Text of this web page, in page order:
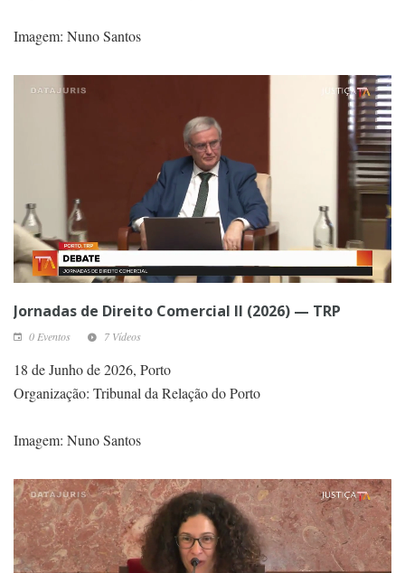
Imagem: Nuno Santos
Jornadas de Direito Comercial II (2026) — TRP
0 Eventos 7 Vídeos
18 de Junho de 2026, Porto
Organização: Tribunal da Relação do Porto
Imagem: Nuno Santos